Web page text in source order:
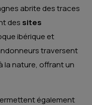
abrite des traces
des sites
ibérique et
traversent
la nature, offrant un
également